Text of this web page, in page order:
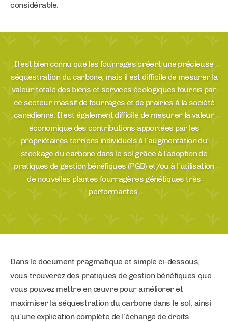
considérable.
Il est bien connu que les fourrages créent une précieuse
séquestration du carbone, mais il est difficile de mesurer la
valeur totale des biens et services écologiques fournis par
ce secteur massif de fourrages et de prairies à la société
canadienne. Il est également difficile de mesurer la valeur
économique des contributions apportées par les
propriétaires terriens individuels à l’augmentation du
stockage du carbone dans le sol grâce à l’adoption de
pratiques de gestion bénéfiques (PGB) et/ou à l’utilisation
de nouvelles plantes fourragères génétiques très
performantes.
Dans le document pragmatique et simple ci-dessous,
vous trouverez des pratiques de gestion bénéfiques que
vous pouvez mettre en œuvre pour améliorer et
maximiser la séquestration du carbone dans le sol, ainsi
qu’une explication complète de l’échange de droits